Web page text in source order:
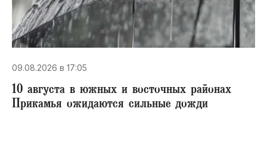
09.08.2026 в 17:05
10 августа в южных и восточных районах
Прикамья ожидаются сильные дожди